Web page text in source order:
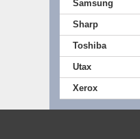
Samsung
Sharp
Toshiba
Utax
Xerox